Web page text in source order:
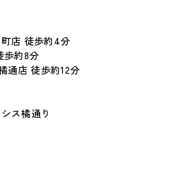
店 徒歩約4分
歩約8分
通店 徒歩約12分
ス橘通り